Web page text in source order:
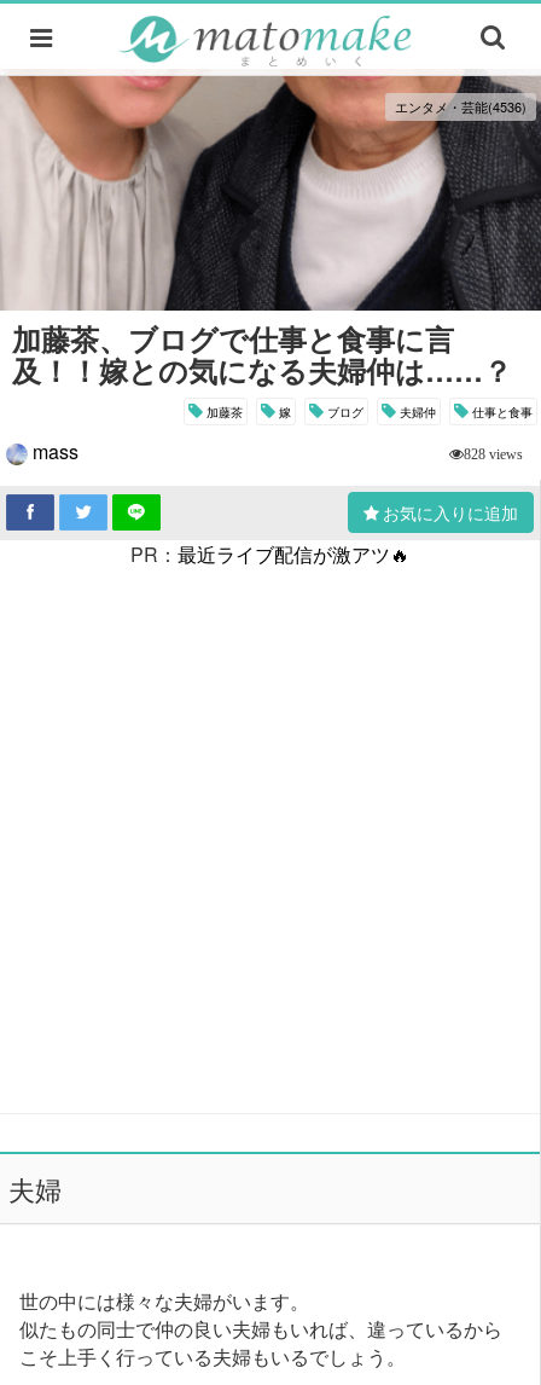
エンタメ・芸能(4536)
加藤茶、ブログで仕事と食事に言
及！！嫁との気になる夫婦仲は……？
加藤茶 嫁 ブログ 夫婦仲 仕事と食事
mass 828 views
お気に入りに追加
PR： 最近ライブ配信が激アツ🔥
夫婦
世の中には様々な夫婦がいます。
似たもの同士で仲の良い夫婦もいれば、違っているから
こそ上手く行っている夫婦もいるでしょう。